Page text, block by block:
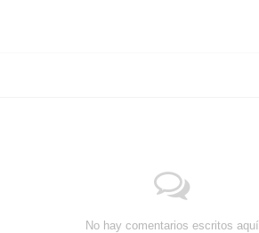
No hay comentarios escritos aquí